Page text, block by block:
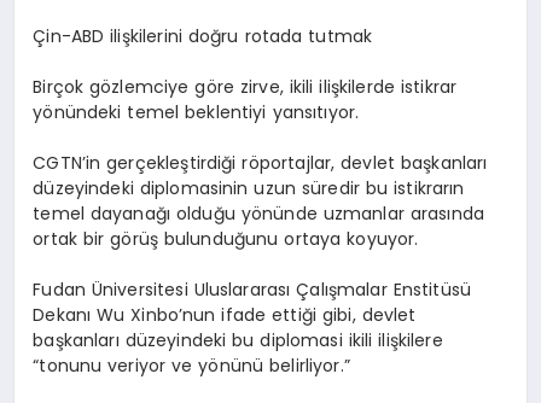
Çin-ABD ilişkilerini doğru rotada tutmak
Birçok gözlemciye göre zirve, ikili ilişkilerde istikrar
yönündeki temel beklentiyi yansıtıyor.
CGTN’in gerçekleştirdiği röportajlar, devlet başkanları
düzeyindeki diplomasinin uzun süredir bu istikrarın
temel dayanağı olduğu yönünde uzmanlar arasında
ortak bir görüş bulunduğunu ortaya koyuyor.
Fudan Üniversitesi Uluslararası Çalışmalar Enstitüsü
Dekanı Wu Xinbo’nun ifade ettiği gibi, devlet
başkanları düzeyindeki bu diplomasi ikili ilişkilere
“tonunu veriyor ve yönünü belirliyor.”